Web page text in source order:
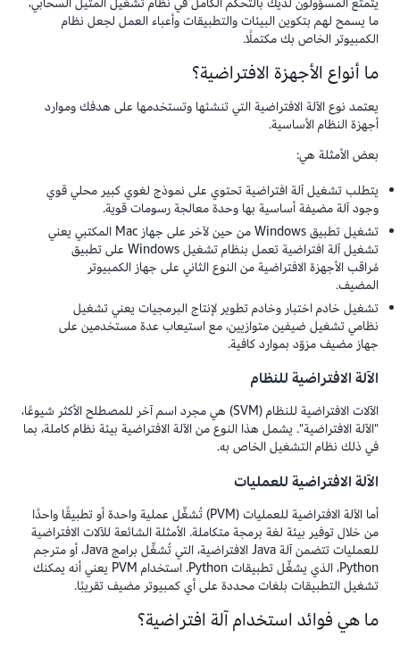
ما يسمح لهم بتكوين البيئات والتطبيقات وأعباء العمل لجعل نظام
الكمبيوتر الخاص بك مكتملًا.
ما أنواع الأجهزة الافتراضية؟
يعتمد نوع الآلة الافتراضية التي تنشئها وتستخدمها على هدفك وموارد
أجهزة النظام الأساسية.
بعض الأمثلة هي:
يتطلب تشغيل آلة افتراضية تحتوي على نموذج لغوي كبير محلي قوي
وجود آلة مضيفة أساسية بها وحدة معالجة رسومات قوية.
تشغيل تطبيق Windows من حين لآخر على جهاز Mac المكتبي يعني
تشغيل آلة افتراضية تعمل بنظام تشغيل Windows على تطبيق
مُراقب الأجهزة الافتراضية من النوع الثاني على جهاز الكمبيوتر
المضيف.
تشغيل خادم اختبار وخادم تطوير لإنتاج البرمجيات يعني تشغيل
نظامي تشغيل ضيفين متوازيين، مع استيعاب عدة مستخدمين على
جهاز مضيف مزوّد بموارد كافية.
الآلة الافتراضية للنظام
الآلات الافتراضية للنظام (SVM) هي مجرد اسم آخر للمصطلح الأكثر شيوعًا،
"الآلة الافتراضية". يشمل هذا النوع من الآلة الافتراضية بيئة نظام كاملة، بما
في ذلك نظام التشغيل الخاص به.
الآلة الافتراضية للعمليات
أما الآلة الافتراضية للعمليات (PVM) تُشغِّل عملية واحدة أو تطبيقًا واحدًا
من خلال توفير بيئة لغة برمجة متكاملة. الأمثلة الشائعة للآلات الافتراضية
للعمليات تتضمن آلة Java الافتراضية، التي تُشغِّل برامج Java، أو مترجم
Python، الذي يشغِّل تطبيقات Python. استخدام PVM يعني أنه يمكنك
تشغيل التطبيقات بلغات محددة على أي كمبيوتر مضيف تقريبًا.
ما هي فوائد استخدام آلة افتراضية؟